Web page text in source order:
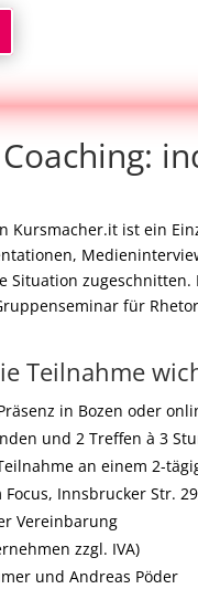
Kursmacher.it ist ein
für
Teilnahme
in Bozen oder
und 2 Treffen à 3
an einem 2-
Innsbrucker Str.
Vereinbarung
zzgl. IVA)
und Andreas Pöder